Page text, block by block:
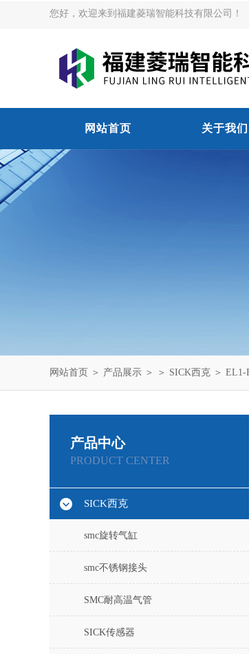
您好，欢迎来到福建菱瑞智能科技有限公司！
网站首页 关于我们
网站首页 ＞ 产品展示 ＞ ＞ SICK西克 ＞ EL1-
产品中心
PRODUCT CENTER
SICK西克
smc旋转气缸
smc不锈钢接头
SMC耐高温气管
SICK传感器